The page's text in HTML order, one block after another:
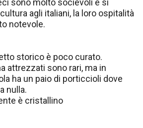
sono molto socievoli e si
agli italiani, la loro ospitalità
notevole.
storico è poco curato.
attrezzati sono rari, ma in
ha un paio di porticcioli dove
nulla.
è cristallino